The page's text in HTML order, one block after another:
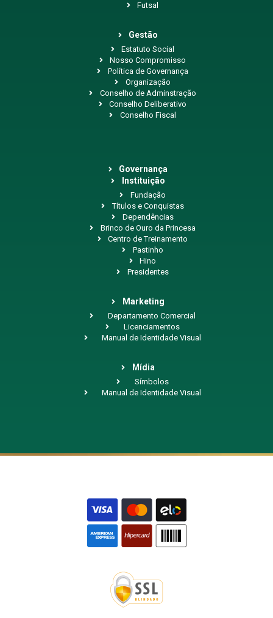
Futsal
Gestão
Estatuto Social
Nosso Compromisso
Política de Governança
Organização
Conselho de Adminstração
Conselho Deliberativo
Conselho Fiscal
Governança
Instituição
Fundação
Títulos e Conquistas
Dependências
Brinco de Ouro da Princesa
Centro de Treinamento
Pastinho
Hino
Presidentes
Marketing
Departamento Comercial
Licenciamentos
Manual de Identidade Visual
Mídia
Símbolos
Manual de Identidade Visual